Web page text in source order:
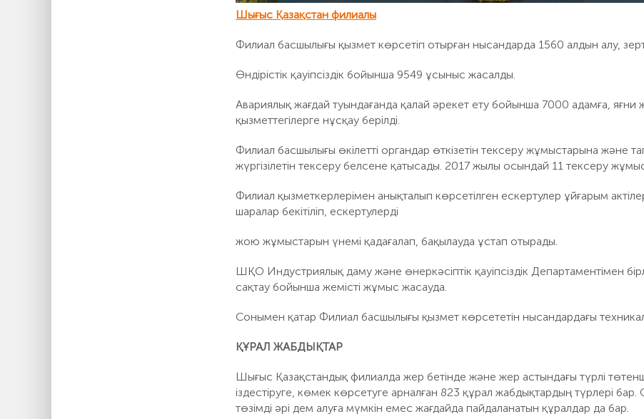
Шығыс Қазақстан филиалы
Филиал басшылығы қызмет көрсетіп отырған нысандарда 1560 алдын алу,
Өндірістік қауіпсіздік бойынша 9549 ұсыныс жасалды.
Авариялық жағдай туындағанда қалай әрекет ету бойынша 7000 адамға,
қызметтегілерге нұсқау берілді.
Филиал басшылығы өкілетті органдар өткізетін тексеру жұмыстарына және
жүргізілетін тексеру белсене қатысады. 2017 жылы осындай 11 тексеру
Филиал қызметкерлерімен анықталып көрсетілген ескертулер ұйғарым
шаралар бекітіліп, ескертулерді
жою жұмыстарын үнемі қадағалап, бақылауда ұстап отырады.
ШҚО Индустриялық даму және өнеркәсіптік қауіпсіздік Департаментімен
сақтау бойынша жемісті жұмыс жасауда.
Сонымен қатар Филиал басшылығы қызмет көрсететін нысандардағы
ҚҰРАЛ ЖАБДЫҚТАР
Шығыс Қазақстандық филиалда жер бетінде және жер астындағы түрлі
іздестіруге, көмек көрсетуге арналған 823 құрал жабдықтардың түрлері
төзімді әрі дем алуға мүмкін емес жағдайда пайдаланатын құралдар да бар.